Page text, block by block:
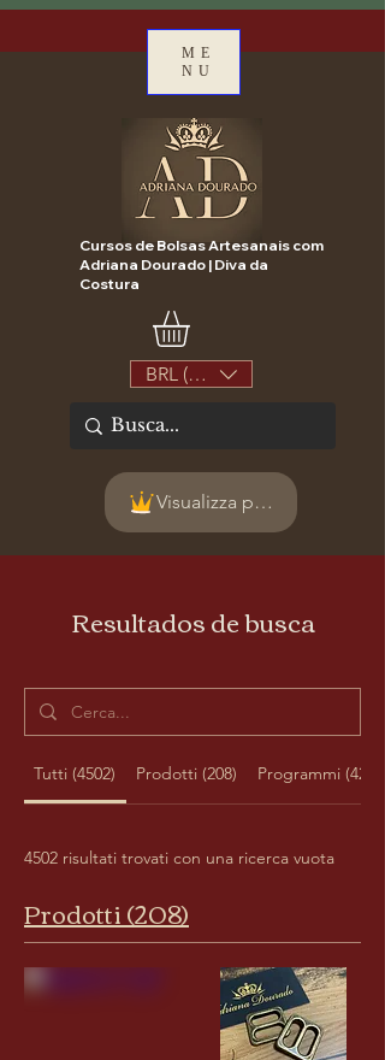
ME
NU
Cursos de Bolsas Artesanais com
Adriana Dourado | Diva da
Costura
BRL (R$)
Visualizza punti
Resultados de busca
Tutti (4502) Prodotti (208) Programmi (4294)
4502 risultati trovati con una ricerca vuota
Prodotti (208)